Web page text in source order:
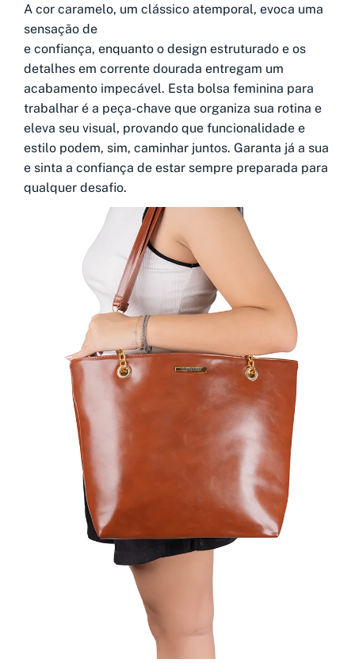
A cor caramelo, um clássico atemporal, evoca uma
sensação de
e confiança, enquanto o design estruturado e os
detalhes em corrente dourada entregam um
acabamento impecável. Esta bolsa feminina para
trabalhar é a peça-chave que organiza sua rotina e
eleva seu visual, provando que funcionalidade e
estilo podem, sim, caminhar juntos. Garanta já a sua
e sinta a confiança de estar sempre preparada para
qualquer desafio.